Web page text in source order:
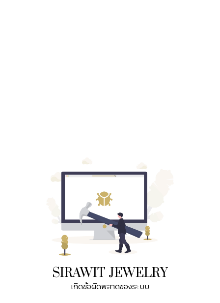
SIRAWIT JEWELRY
เกิดข้อผิดพลาดของระบบ